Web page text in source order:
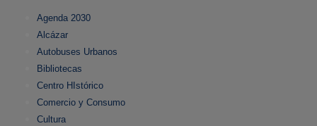
Agenda 2030
Alcázar
Autobuses Urbanos
Bibliotecas
Centro HIstórico
Comercio y Consumo
Cultura